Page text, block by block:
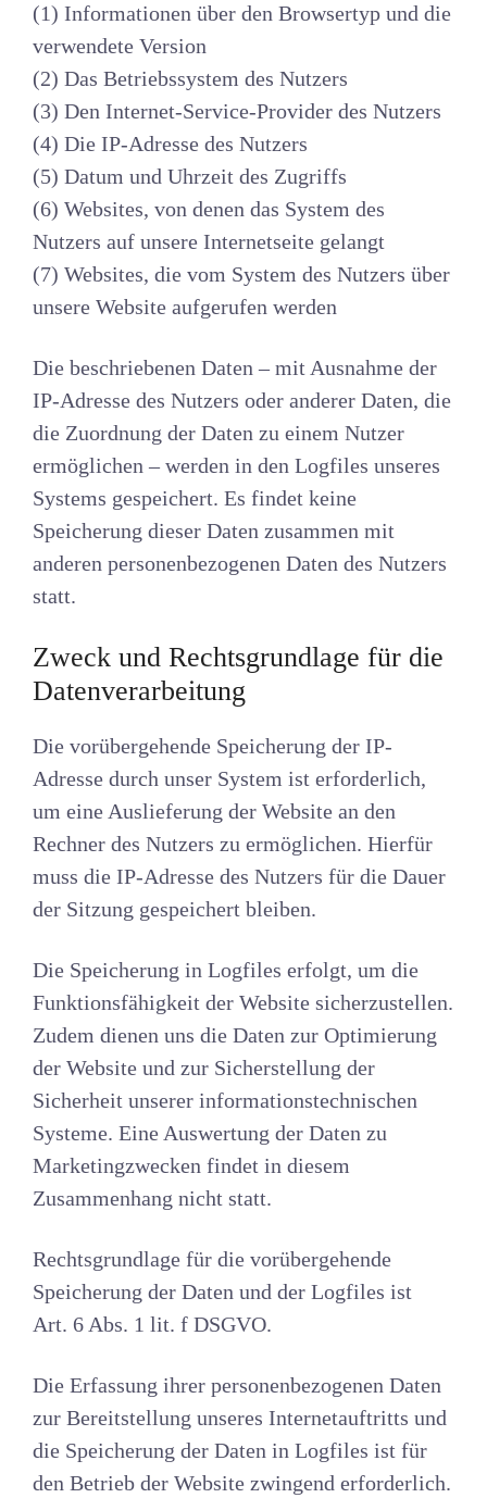
(1) Informationen über den Browsertyp und die
verwendete Version
(2) Das Betriebssystem des Nutzers
(3) Den Internet-Service-Provider des Nutzers
(4) Die IP-Adresse des Nutzers
(5) Datum und Uhrzeit des Zugriffs
(6) Websites, von denen das System des
Nutzers auf unsere Internetseite gelangt
(7) Websites, die vom System des Nutzers über
unsere Website aufgerufen werden
Die beschriebenen Daten – mit Ausnahme der
IP-Adresse des Nutzers oder anderer Daten, die
die Zuordnung der Daten zu einem Nutzer
ermöglichen – werden in den Logfiles unseres
Systems gespeichert. Es findet keine
Speicherung dieser Daten zusammen mit
anderen personenbezogenen Daten des Nutzers
statt.
Zweck und Rechtsgrundlage für die
Datenverarbeitung
Die vorübergehende Speicherung der IP-
Adresse durch unser System ist erforderlich,
um eine Auslieferung der Website an den
Rechner des Nutzers zu ermöglichen. Hierfür
muss die IP-Adresse des Nutzers für die Dauer
der Sitzung gespeichert bleiben.
Die Speicherung in Logfiles erfolgt, um die
Funktionsfähigkeit der Website sicherzustellen.
Zudem dienen uns die Daten zur Optimierung
der Website und zur Sicherstellung der
Sicherheit unserer informationstechnischen
Systeme. Eine Auswertung der Daten zu
Marketingzwecken findet in diesem
Zusammenhang nicht statt.
Rechtsgrundlage für die vorübergehende
Speicherung der Daten und der Logfiles ist
Art. 6 Abs. 1 lit. f DSGVO.
Die Erfassung ihrer personenbezogenen Daten
zur Bereitstellung unseres Internetauftritts und
die Speicherung der Daten in Logfiles ist für
den Betrieb der Website zwingend erforderlich.